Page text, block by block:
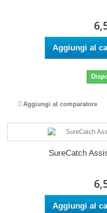
Aggiungi al
Aggiungi al comparatore
SureCatch
Aggiungi al